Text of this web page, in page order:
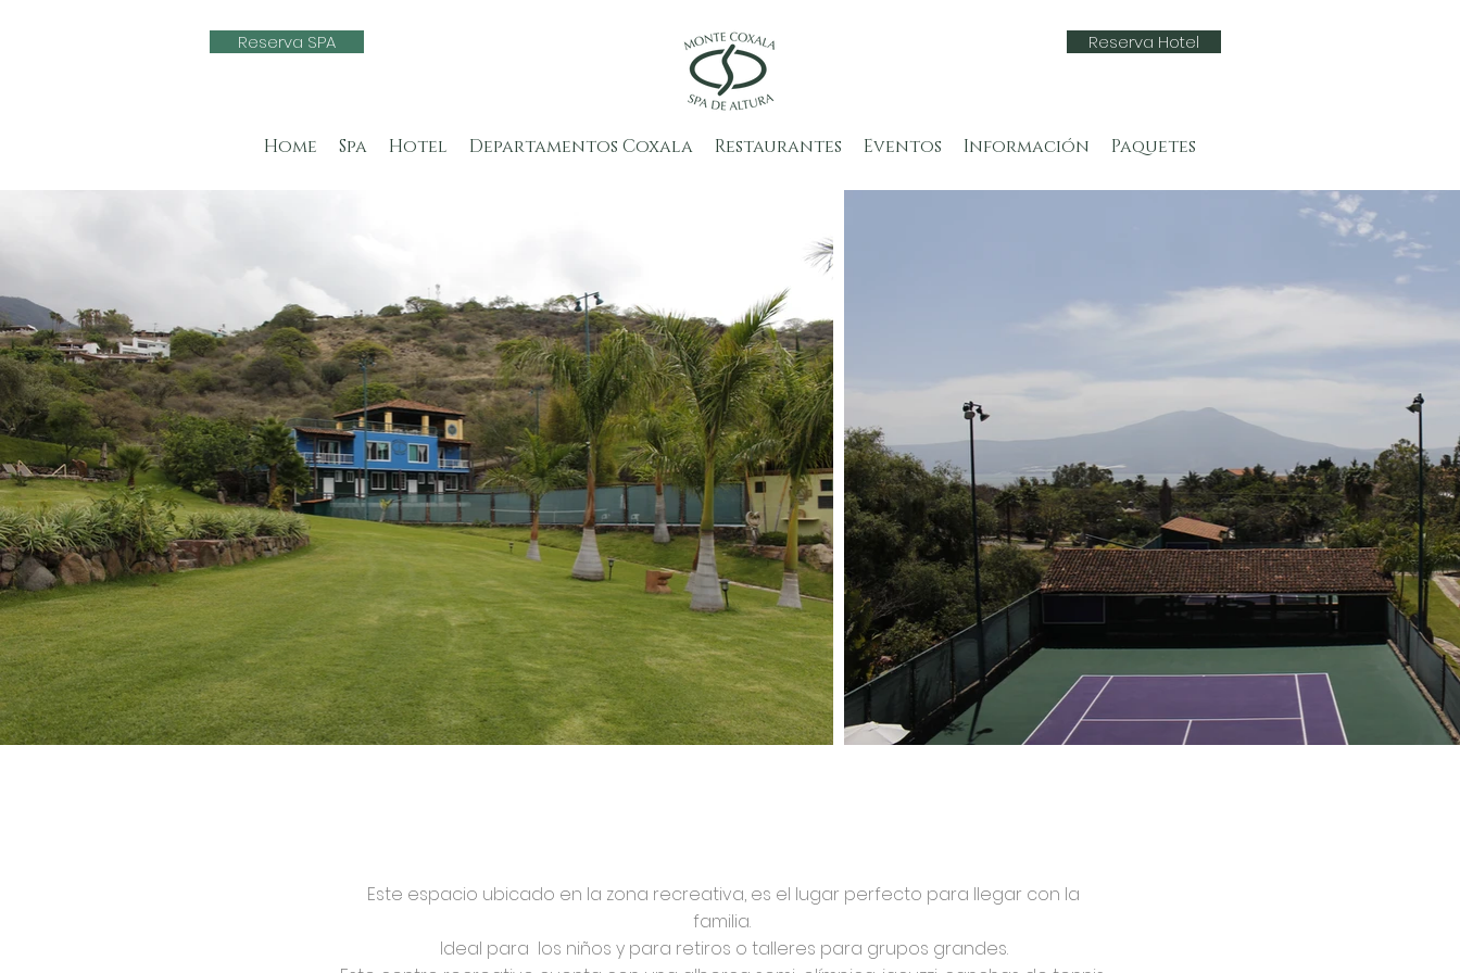
Reserva SPA Reserva Hotel
Home Spa Hotel Departamentos Coxala Restaurantes Eventos Información Paquetes
Este espacio ubicado en la zona recreativa, es el lugar perfecto para llegar con la
familia.
Ideal para los niños y para retiros o talleres para grupos grandes.